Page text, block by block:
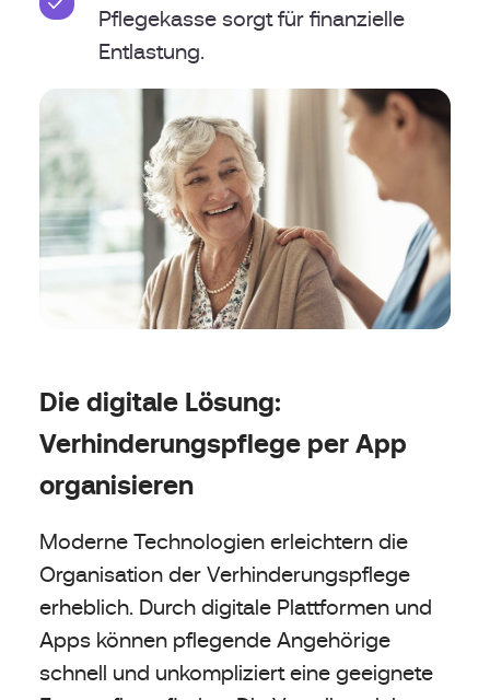
Pflegekasse sorgt für finanzielle
Entlastung.
Die digitale Lösung:
Verhinderungspflege per App
organisieren
Moderne Technologien erleichtern die
Organisation der Verhinderungspflege
erheblich. Durch digitale Plattformen und
Apps können pflegende Angehörige
schnell und unkompliziert eine geeignete